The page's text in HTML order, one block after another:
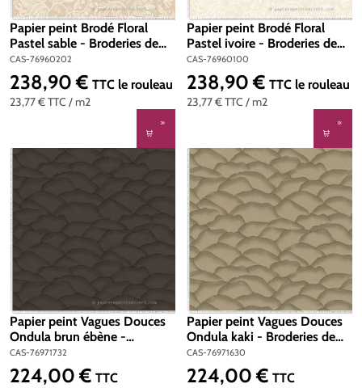
Papier peint Brodé Floral
Pastel sable - Broderies de
Casamance | Réf. CAS-
76960202
CAS-76960202
23,77 €TTC / m2
Prix régulier :
238,90 € TTC le rouleau
Papier peint Brodé Floral
Pastel ivoire - Broderies de
Casamance | Réf. CAS-
76960100
CAS-76960100
23,77 €TTC / m2
Prix régulier :
238,90 € TTC le rouleau
Papier peint Vagues Douces
Ondula brun ébène -
Broderies de Casamance |
Réf. CAS-76971732
CAS-76971732
Prix régulier :
224,00 € TTC
Papier peint Vagues Douces
Ondula kaki - Broderies de
Casamance | Réf. CAS-
76971630
CAS-76971630
Prix régulier :
224,00 € TTC